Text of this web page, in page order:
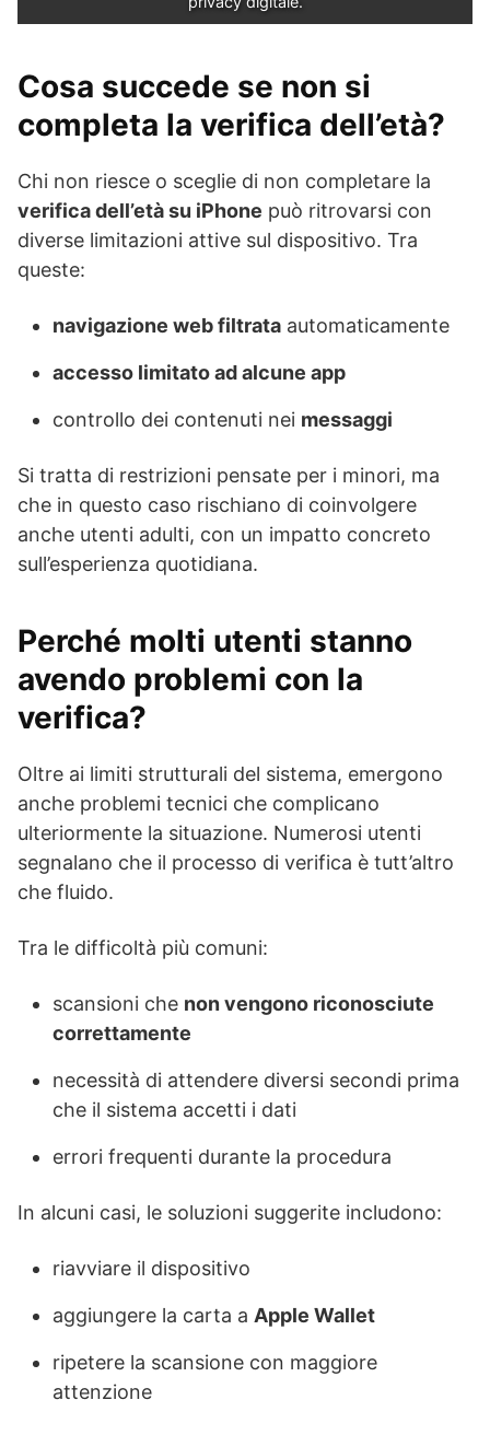
Cosa succede se non si
completa la verifica dell’età?
Chi non riesce o sceglie di non completare la
verifica dell’età su iPhone può ritrovarsi con
diverse limitazioni attive sul dispositivo. Tra
queste:
navigazione web filtrata automaticamente
accesso limitato ad alcune app
controllo dei contenuti nei messaggi
Si tratta di restrizioni pensate per i minori, ma
che in questo caso rischiano di coinvolgere
anche utenti adulti, con un impatto concreto
sull’esperienza quotidiana.
Perché molti utenti stanno
avendo problemi con la
verifica?
Oltre ai limiti strutturali del sistema, emergono
anche problemi tecnici che complicano
ulteriormente la situazione. Numerosi utenti
segnalano che il processo di verifica è tutt’altro
che fluido.
Tra le difficoltà più comuni:
scansioni che non vengono riconosciute
correttamente
necessità di attendere diversi secondi prima
che il sistema accetti i dati
errori frequenti durante la procedura
In alcuni casi, le soluzioni suggerite includono:
riavviare il dispositivo
aggiungere la carta a Apple Wallet
ripetere la scansione con maggiore
attenzione